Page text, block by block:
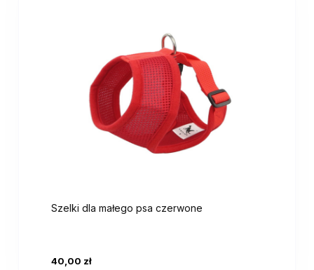
Szelki dla małego psa czerwone
40,00 zł